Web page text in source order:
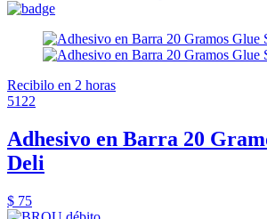
Recibilo en 2 horas
5122
Adhesivo en Barra 20
Deli
$ 75